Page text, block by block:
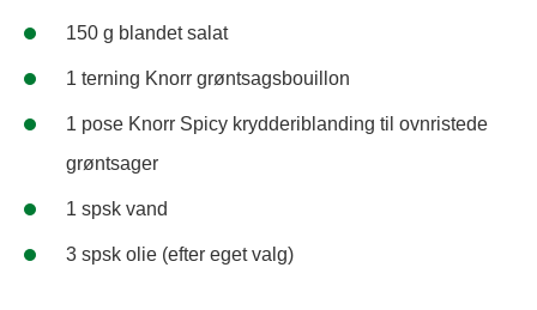
150 g blandet salat
1 terning Knorr grøntsagsbouillon
1 pose Knorr Spicy krydderiblanding til ovnristede
grøntsager
1 spsk vand
3 spsk olie (efter eget valg)